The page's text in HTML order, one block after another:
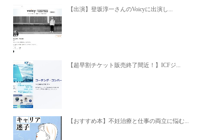
【出演】登坂淳一さんのVoicyに出演し...
【超早割チケット販売終了間近！】ICFジ...
【おすすめ本】不妊治療と仕事の両立に悩む...